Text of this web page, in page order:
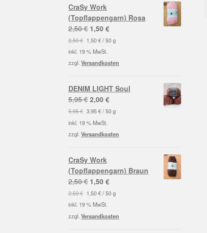
CraSy Work
(Topflappengarn) Rosa
2,50€ Ursprünglicher
Preis
war:
2,50 €
1,50€Aktueller
Preis
1,50 €.
2,50€ 1,50€/50 g
inkl. 19 % MwSt.
zzgl.Versandkosten
DENIM LIGHT Soul
5,95€ Ursprünglicher
Preis
war:
5,95 €
2,00€Aktueller
Preis
2,00 €.
5,95€ 3,95€/50 g
inkl. 19 % MwSt.
zzgl.Versandkosten
CraSy Work
(Topflappengarn) Braun
2,50€ Ursprünglicher
Preis
war:
2,50 €
1,50€Aktueller
Preis
1,50 €.
2,50€ 1,50€/50 g
inkl. 19 % MwSt.
zzgl.Versandkosten